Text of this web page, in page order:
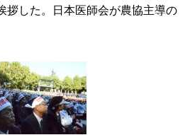
拶した。日本医師会が農協主導の